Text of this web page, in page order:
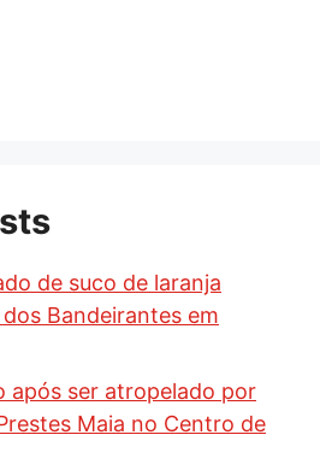
de suco de laranja
Bandeirantes em
após ser atropelado por
Maia no Centro de